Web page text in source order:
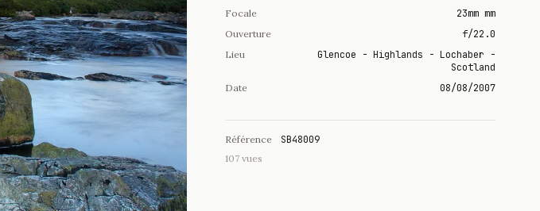
Focale 23mm mm
Ouverture f/22.0
Lieu
Glencoe - Highlands - Lochaber -
Scotland
Date 08/08/2007
Référence SB48009
107 vues